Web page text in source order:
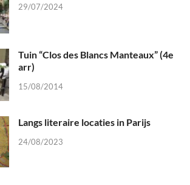
29/07/2024
Tuin “Clos des Blancs Manteaux” (4e
arr)
15/08/2014
Langs literaire locaties in Parijs
24/08/2023